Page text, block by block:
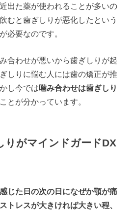
出た薬が使われることが多いの
むと歯ぎしりが悪化したという
必要なのです。
合わせが悪いから歯ぎしりが起
しりに悩む人には歯の矯正が推
し今では噛み合わせは歯ぎしり
ことが分かっています。
りがマインドガードDX
じた日の次の日になぜか顎が痛
トレスが大きければ大きい程、